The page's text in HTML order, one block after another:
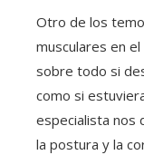
Otro de los
musculares en
sobre todo si
como si
especialista nos
la postura y la